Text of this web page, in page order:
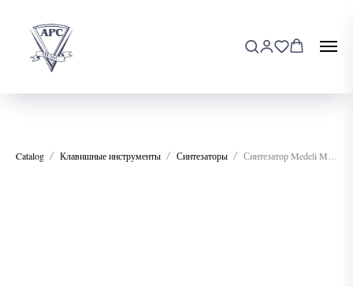
Catalog Клавишные инструменты Синтезаторы